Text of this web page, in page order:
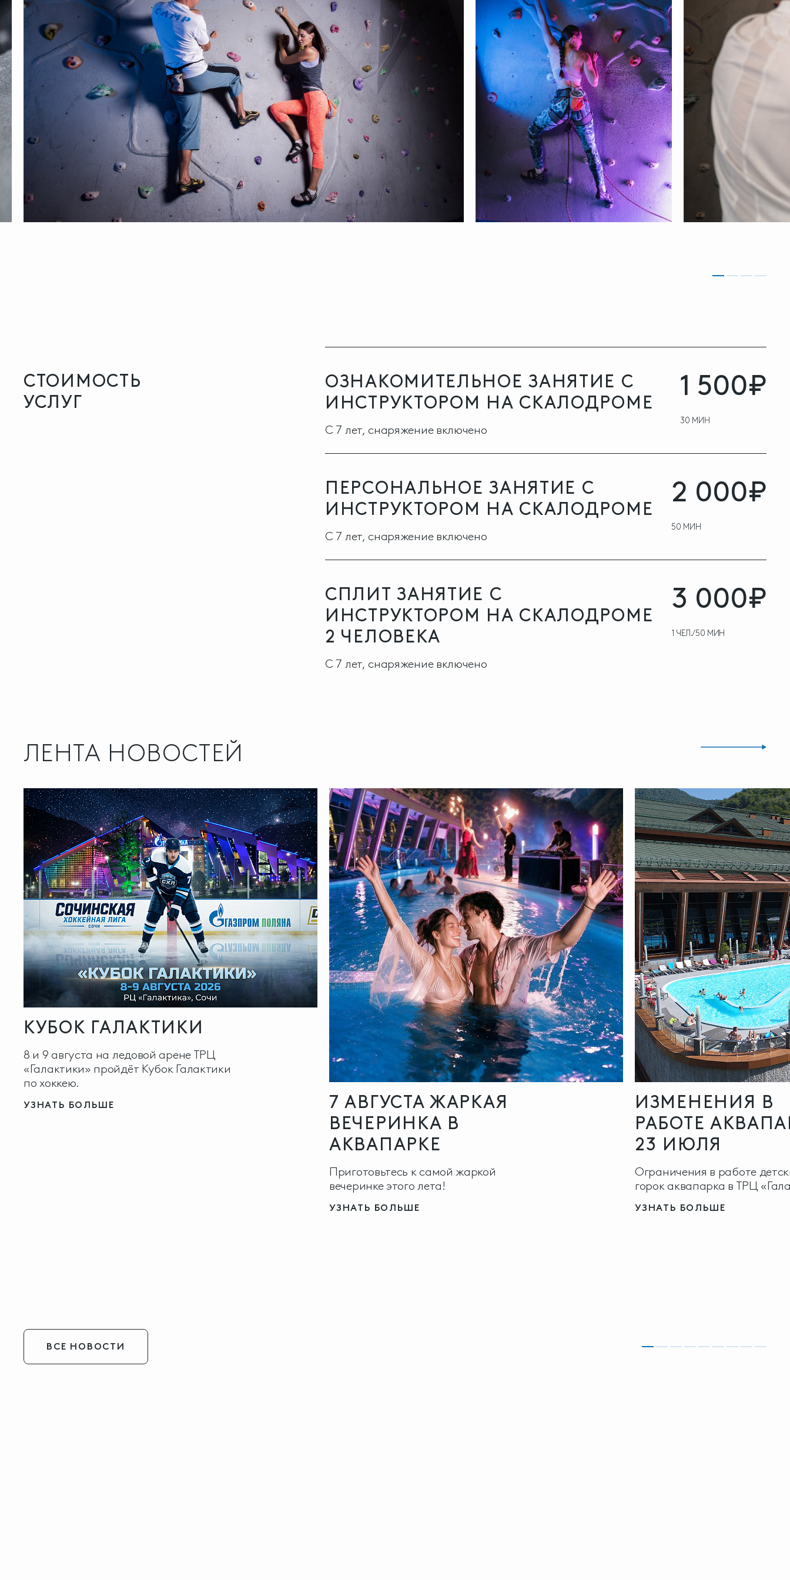
СТОИМОСТЬ
УСЛУГ
ОЗНАКОМИТЕЛЬНОЕ ЗАНЯТИЕ С
ИНСТРУКТОРОМ НА СКАЛОДРОМЕ
С 7 лет, снаряжение включено
1 500₽
30 МИН
ПЕРСОНАЛЬНОЕ ЗАНЯТИЕ С
ИНСТРУКТОРОМ НА СКАЛОДРОМЕ
С 7 лет, снаряжение включено
2 000₽
50 МИН
СПЛИТ ЗАНЯТИЕ С
ИНСТРУКТОРОМ НА СКАЛОДРОМЕ
2 ЧЕЛОВЕКА
С 7 лет, снаряжение включено
3 000₽
1 ЧЕЛ./50 МИН
ЛЕНТА НОВОСТЕЙ
КУБОК ГАЛАКТИКИ
8 и 9 августа на ледовой арене ТРЦ
«Галактики» пройдёт Кубок Галактики
по хоккею.
УЗНАТЬ БОЛЬШЕ
7 АВГУСТА ЖАРКАЯ
ВЕЧЕРИНКА В
АКВАПАРКЕ
Приготовьтесь к самой жаркой
вечеринке этого лета!
УЗНАТЬ БОЛЬШЕ
ИЗМЕНЕНИЯ В
РАБОТЕ
23 ИЮЛЯ
Ограничения в работе
горок аквапарка в ТРЦ
УЗНАТЬ БОЛЬШЕ
ВСЕ НОВОСТИ